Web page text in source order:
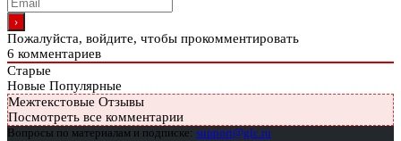
Пожалуйста, войдите, чтобы прокомментировать
6 комментариев
Старые
Новые Популярные
Межтекстовые Отзывы
Посмотреть все комментарии
Вопросы по материалам и подписке: support@glc.ru